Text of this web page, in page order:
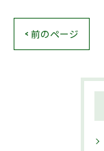
< 前のページ